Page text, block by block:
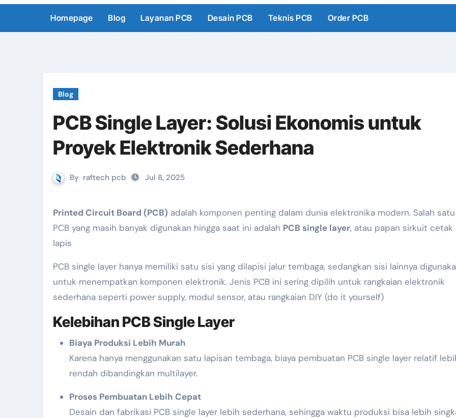
Skip
content
Homepage Blog Layanan PCB Desain PCB Teknis PCB Order PCB
Blog
PCB Single Layer: Solusi Ekonomis untuk
Proyek Elektronik Sederhana
By raftech pcb Jul 8, 2025
Printed Circuit Board (PCB) adalah komponen penting dalam dunia elektronika modern. Salah
PCB yang masih banyak digunakan hingga saat ini adalah PCB single layer, atau papan sirkuit cetak
lapis
PCB single layer hanya memiliki satu sisi yang dilapisi jalur tembaga, sedangkan sisi lainnya
untuk menempatkan komponen elektronik. Jenis PCB ini sering dipilih untuk rangkaian elektronik
sederhana seperti power supply, modul sensor, atau rangkaian DIY (do it yourself)
Kelebihan PCB Single Layer
Biaya Produksi Lebih Murah
Karena hanya menggunakan satu lapisan tembaga, biaya pembuatan PCB single layer relatif
rendah dibandingkan multilayer.
Proses Pembuatan Lebih Cepat
Desain dan fabrikasi PCB single layer lebih sederhana, sehingga waktu produksi bisa lebih